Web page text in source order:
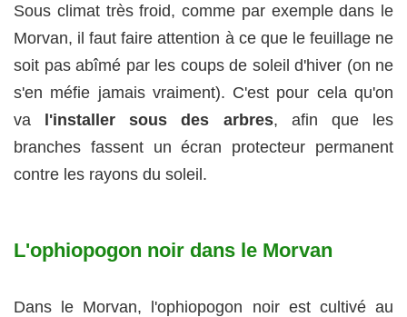
Sous climat très froid, comme par exemple dans le
Morvan, il faut faire attention à ce que le feuillage ne
soit pas abîmé par les coups de soleil d'hiver (on ne
s'en méfie jamais vraiment). C'est pour cela qu'on
va l'installer sous des arbres, afin que les
branches fassent un écran protecteur permanent
contre les rayons du soleil.
L'ophiopogon noir dans le Morvan
Dans le Morvan, l'ophiopogon noir est cultivé au